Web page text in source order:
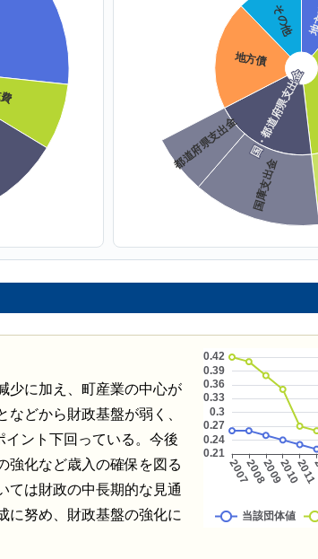
少に加え、町産業の中心が
などから財政基盤が弱く、
イント下回っている。今後
強化など歳入の確保を図る
ては財政の中長期的な見通
に努め、財政基盤の強化に